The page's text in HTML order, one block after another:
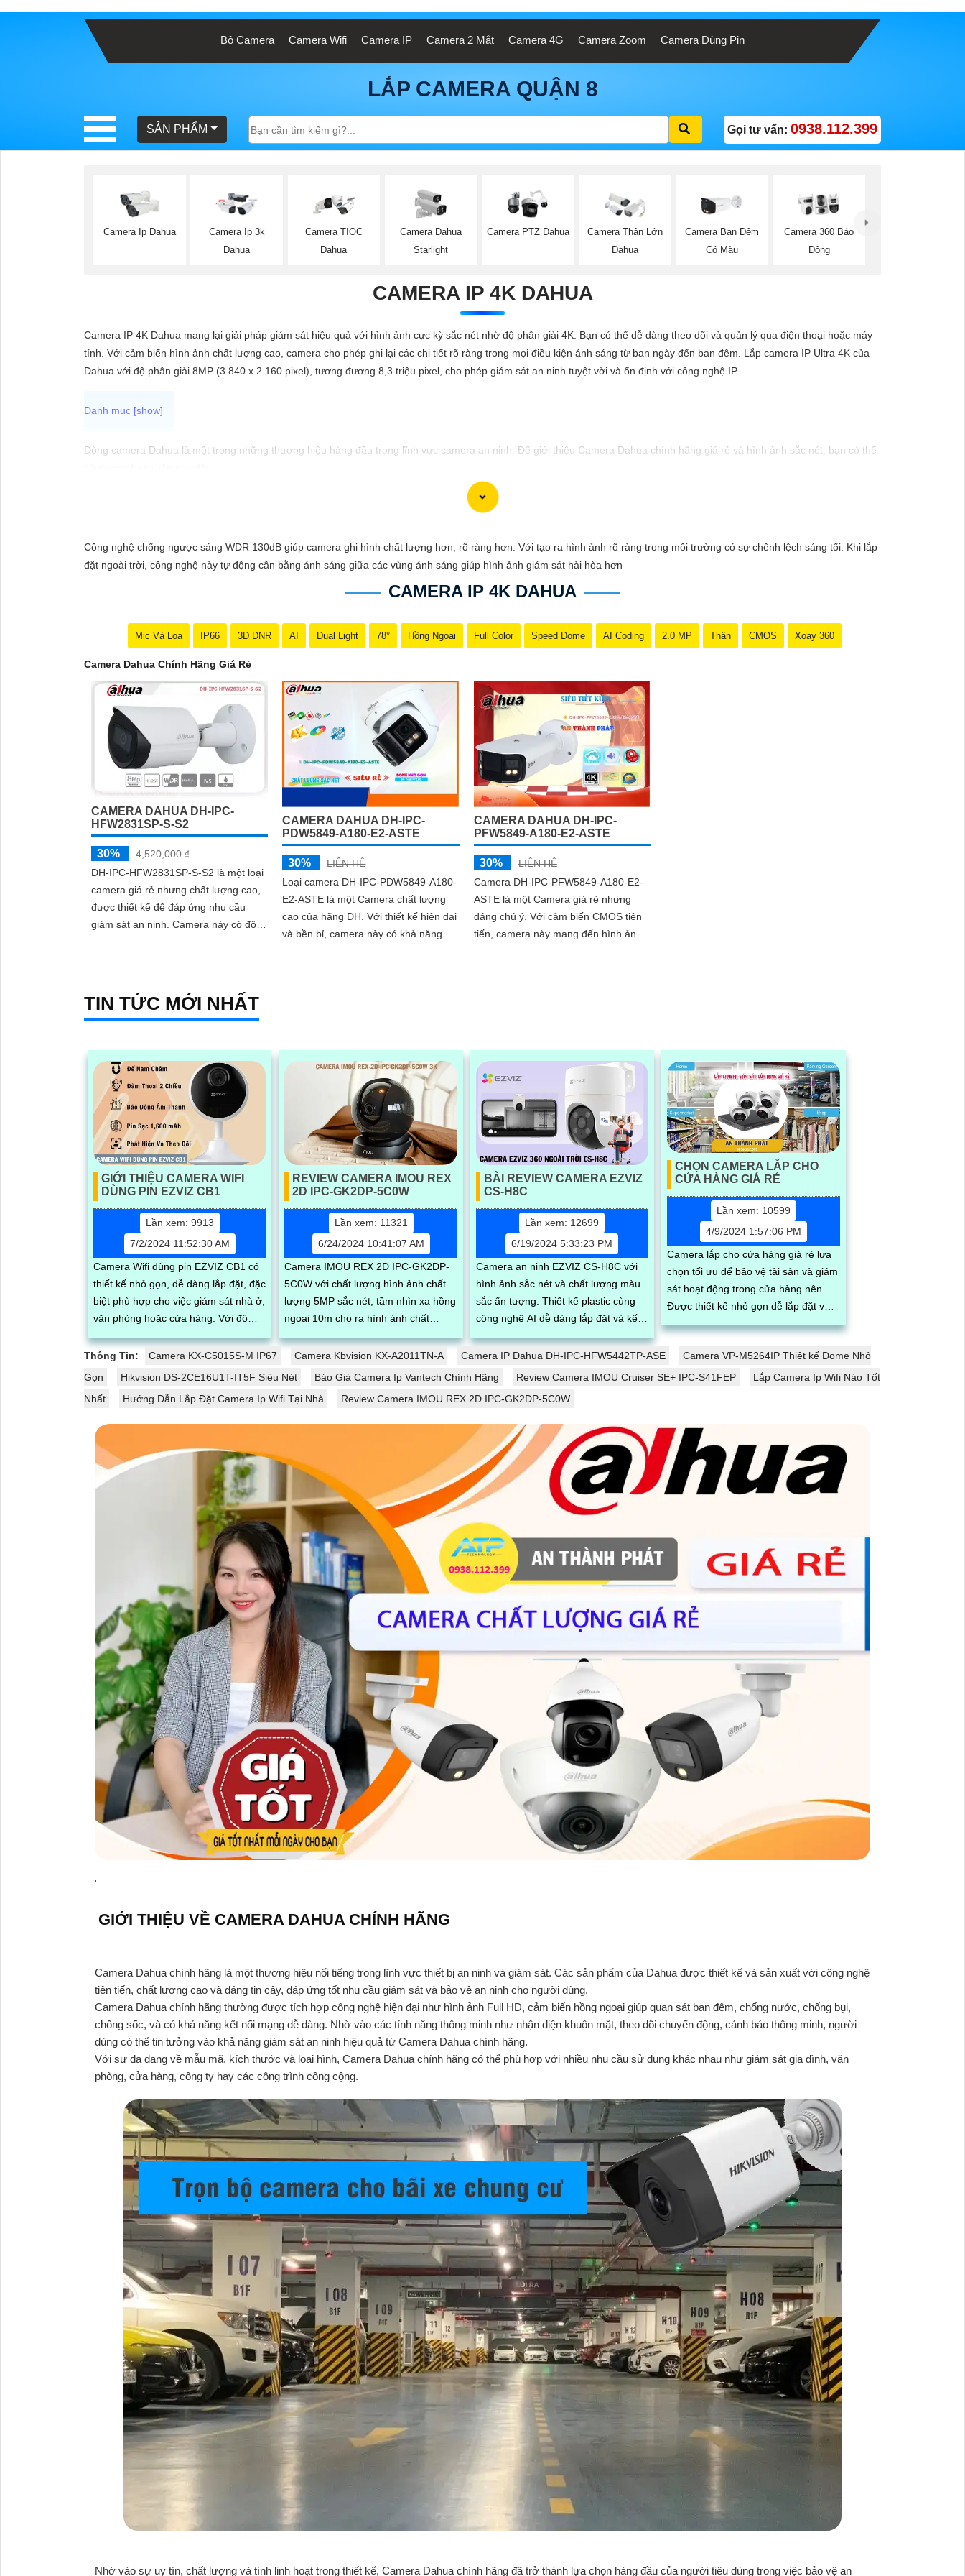
Bộ Camera Camera Wifi Camera IP Camera 2 Mắt Camera 4G Camera Zoom Camera Dùng Pin
LẮP CAMERA QUẬN 8
SẢN PHẨM Gọi tư vấn: 0938.112.399
Camera Ip Dahua
Camera Ip 3k
Dahua
Camera TIOC
Dahua
Camera Dahua
Starlight
Camera PTZ Dahua
Camera Thân Lớn
Dahua
Camera Ban Đêm
Có Màu
Camera 360 Báo
Động
CAMERA IP 4K DAHUA
Camera IP 4K Dahua mang lại giải pháp giám sát hiệu quả với hình ảnh cực kỳ sắc nét nhờ độ phân giải 4K. Bạn có thể dễ dàng theo dõi và quản lý qua điện thoại hoặc máy
tính. Với cảm biến hình ảnh chất lượng cao, camera cho phép ghi lại các chi tiết rõ ràng trong mọi điều kiện ánh sáng từ ban ngày đến ban đêm. Lắp camera IP Ultra 4K của
Dahua với độ phân giải 8MP (3.840 x 2.160 pixel), tương đương 8,3 triệu pixel, cho phép giám sát an ninh tuyệt vời và ổn định với công nghệ IP.
Dòng camera Dahua là một trong những thương hiệu hàng đầu trong lĩnh vực camera an ninh. Để giới thiệu Camera Dahua chính hãng giá rẻ và hình ảnh sắc nét, bạn có thể
"Camera Dahua chính hãng mang đến cho bạn sự tin cậy và chất lượng vượt trội. Với hình ảnh sắc nét và tính năng an ninh hiện đại, sản phẩm này hứa hẹn đáp ứng mọi nhu
cầu giám sát của bạn. Đừng ngần ngại trải nghiệm sự ổn định và chất lượng vượt trội của Camera Dahua chính hãng với mức giá vô cùng hấp dẫn."
Công nghệ chống ngược sáng WDR 130dB giúp camera ghi hình chất lượng hơn, rõ ràng hơn. Với tạo ra hình ảnh rõ ràng trong môi trường có sự chênh lệch sáng tối. Khi lắp
đặt ngoài trời, công nghệ này tự động cân bằng ánh sáng giữa các vùng ánh sáng giúp hình ảnh giám sát hài hòa hơn
CAMERA IP 4K DAHUA
Mic Và Loa IP66 3D DNR AI Dual Light 78° Hồng Ngoại Full Color Speed Dome AI Coding 2.0 MP Thân CMOS Xoay 360
Camera Dahua Chính Hãng Giá Rẻ
CAMERA DAHUA DH-IPC-
HFW2831SP-S-S2
30%
4,520,000 ₫
DH-IPC-HFW2831SP-S-S2 là một loại
camera giá rẻ nhưng chất lượng cao,
được thiết kế để đáp ứng nhu cầu
giám sát an ninh. Camera này có độ
CAMERA DAHUA DH-IPC-
PDW5849-A180-E2-ASTE
30%
LIÊN HỆ
Loại camera DH-IPC-PDW5849-A180-
E2-ASTE là một Camera chất lượng
cao của hãng DH. Với thiết kế hiện đại
và bền bỉ, camera này có khả năng
CAMERA DAHUA DH-IPC-
PFW5849-A180-E2-ASTE
30%
LIÊN HỆ
Camera DH-IPC-PFW5849-A180-E2-
ASTE là một Camera giá rẻ nhưng
đáng chú ý. Với cảm biến CMOS tiên
tiến, camera này mang đến hình ảnh
TIN TỨC MỚI NHẤT
GIỚI THIỆU CAMERA WIFI
DÙNG PIN EZVIZ CB1
Lần xem: 9913
7/2/2024 11:52:30 AM
Camera Wifi dùng pin EZVIZ CB1 có
thiết kế nhỏ gọn, dễ dàng lắp đặt, đặc
biệt phù hợp cho việc giám sát nhà ở,
văn phòng hoặc cửa hàng. Với độ
phân giải full HD 1080p, tích hợp loa
và mic, đèn hồng ngoại thông minh
REVIEW CAMERA IMOU REX
2D IPC-GK2DP-5C0W
Lần xem: 11321
6/24/2024 10:41:07 AM
Camera IMOU REX 2D IPC-GK2DP-
5C0W với chất lượng hình ảnh chất
lượng 5MP sắc nét, tầm nhìn xa hồng
ngoại 10m cho ra hình ảnh chất
lượng trong điều kiện ánh sáng yếu.
Một trong...
BÀI REVIEW CAMERA EZVIZ
CS-H8C
Lần xem: 12699
6/19/2024 5:33:23 PM
Camera an ninh EZVIZ CS-H8C với
hình ảnh sắc nét và chất lượng màu
sắc ấn tượng. Thiết kế plastic cùng
công nghệ AI dễ dàng lắp đặt và kết
nối qua điện thoại thông minh.
CHỌN CAMERA LẮP CHO
CỬA HÀNG GIÁ RẺ
Lần xem: 10599
4/9/2024 1:57:06 PM
Camera lắp cho cửa hàng giá rẻ lựa
chọn tối ưu để bảo vệ tài sản và giám
sát hoạt động trong cửa hàng nên
Được thiết kế nhỏ gọn dễ lắp đặt và
di dời sử dụng camera cho cửa
Thông Tin:
Camera KX-C5015S-M IP67 Camera Kbvision KX-A2011TN-A Camera IP Dahua DH-IPC-HFW5442TP-ASE
Camera VP-M5264IP Thiêt kế Dome Nhỏ
Gọn
Hikvision DS-2CE16U1T-IT5F Siêu Nét Báo Giá Camera Ip Vantech Chính Hãng Review Camera IMOU Cruiser SE+ IPC-S41FEP
Lắp Camera Ip Wifi Nào Tốt
Nhất
Hướng Dẫn Lắp Đặt Camera Ip Wifi Tại Nhà Review Camera IMOU REX 2D IPC-GK2DP-5C0W
'
GIỚI THIỆU VỀ CAMERA DAHUA CHÍNH HÃNG
Camera Dahua chính hãng là một thương hiệu nổi tiếng trong lĩnh vực thiết bị an ninh và giám sát. Các sản phẩm của Dahua được thiết kế và sản xuất với công nghệ
tiên tiến, chất lượng cao và đáng tin cậy, đáp ứng tốt nhu cầu giám sát và bảo vệ an ninh cho người dùng.
Camera Dahua chính hãng thường được tích hợp công nghệ hiện đại như hình ảnh Full HD, cảm biến hồng ngoại giúp quan sát ban đêm, chống nước, chống bụi,
chống sốc, và có khả năng kết nối mạng dễ dàng. Nhờ vào các tính năng thông minh như nhận diện khuôn mặt, theo dõi chuyển động, cảnh báo thông minh, người
dùng có thể tin tưởng vào khả năng giám sát an ninh hiệu quả từ Camera Dahua chính hãng.
Với sự đa dạng về mẫu mã, kích thước và loại hình, Camera Dahua chính hãng có thể phù hợp với nhiều nhu cầu sử dụng khác nhau như giám sát gia đình, văn
phòng, cửa hàng, công ty hay các công trình công cộng.
Nhờ vào sự uy tín, chất lượng và tính linh hoạt trong thiết kế, Camera Dahua chính hãng đã trở thành lựa chọn hàng đầu của người tiêu dùng trong việc bảo vệ an